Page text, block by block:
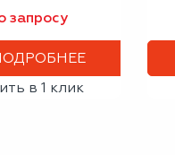
запросу
в 1 клик